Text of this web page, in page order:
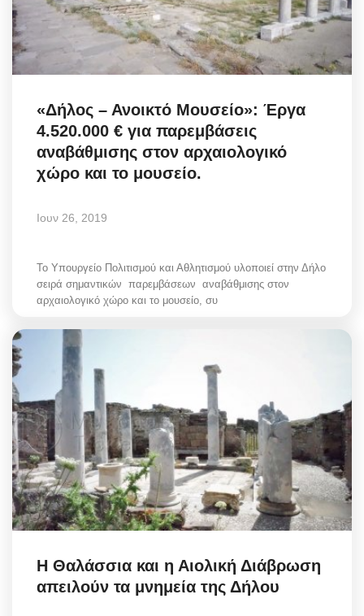
«Δήλος – Ανοικτό Μουσείο»: Έργα
4.520.000 € για παρεμβάσεις
αναβάθμισης στον αρχαιολογικό
χώρο και το μουσείο.
Ιουν 26, 2019
Το Υπουργείο Πολιτισμού και Αθλητισμού υλοποιεί στην Δήλο
σειρά σημαντικών παρεμβάσεων αναβάθμισης στον
αρχαιολογικό χώρο και το μουσείο, συ
Η Θαλάσσια και η Αιολική Διάβρωση
απειλούν τα μνημεία της Δήλου